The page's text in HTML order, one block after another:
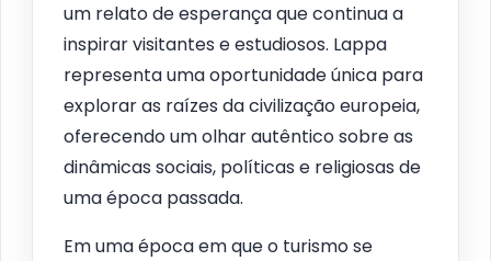
um relato de esperança que continua a
inspirar visitantes e estudiosos. Lappa
representa uma oportunidade única para
explorar as raízes da civilização europeia,
oferecendo um olhar autêntico sobre as
dinâmicas sociais, políticas e religiosas de
uma época passada.
Em uma época em que o turismo se